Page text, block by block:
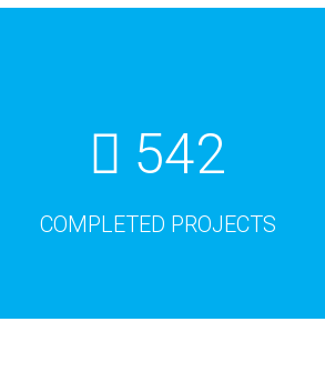
542
COMPLETED PROJECTS